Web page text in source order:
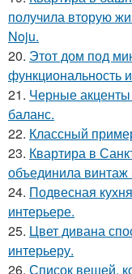
получила вторую
Noju.
20. Этот дом под
функциональность
21. Черные акценты
баланс.
22. Классный
23. Квартира в
объединила винтаж
24. Подвесная
интерьере.
25. Цвет дивана
интерьеру.
26. Список вещей,